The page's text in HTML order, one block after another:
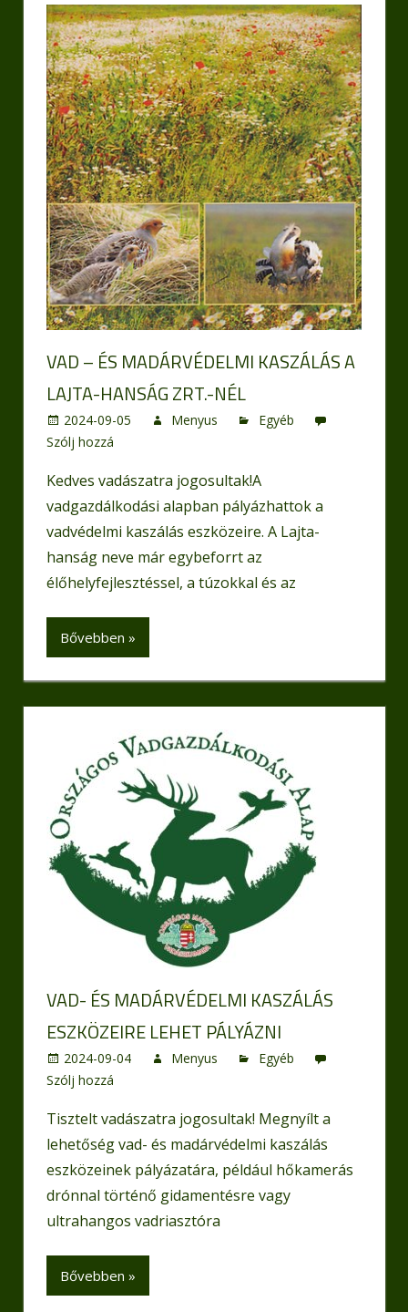
VAD – ÉS MADÁRVÉDELMI KASZÁLÁS A
LAJTA-HANSÁG ZRT.-NÉL
2024-09-05 Menyus
Egyéb
Szólj hozzá
Kedves vadászatra jogosultak!A
vadgazdálkodási alapban pályázhattok a
vadvédelmi kaszálás eszközeire. A Lajta-
hanság neve már egybeforrt az
élőhelyfejlesztéssel, a túzokkal és az
Bővebben »
VAD- ÉS MADÁRVÉDELMI KASZÁLÁS
ESZKÖZEIRE LEHET PÁLYÁZNI
2024-09-04 Menyus
Egyéb
Szólj hozzá
Tisztelt vadászatra jogosultak! Megnyílt a
lehetőség vad- és madárvédelmi kaszálás
eszközeinek pályázatára, például hőkamerás
drónnal történő gidamentésre vagy
ultrahangos vadriasztóra
Bővebben »